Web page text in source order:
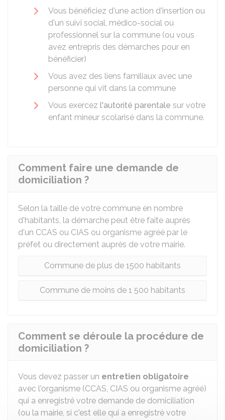
Vous bénéficiez d'une action d'insertion ou
d'un suivi social, médico-social ou
professionnel sur la commune (ou vous
avez entrepris des démarches pour en
bénéficier)
Vous avez des liens familiaux avec une
personne qui vit dans la commune
Vous exercez l'autorité parentale sur votre
enfant mineur scolarisé dans la commune.
Comment faire une demande de
domiciliation ?
Selon la taille de votre commune en nombre
d'habitants, la démarche peut être faite auprès
d'un CCAS ou CIAS ou organisme agréé par le
préfet ou directement auprès de votre mairie.
Commune de plus de 1500 habitants
Commune de moins de 1 500 habitants
Comment se déroule la procédure de
domiciliation ?
Vous devez passer un entretien obligatoire
avec l'organisme (CCAS, CIAS ou organisme agréé)
qui a enregistré votre demande de domiciliation
(ou la mairie, si c'est elle qui a enregistré votre